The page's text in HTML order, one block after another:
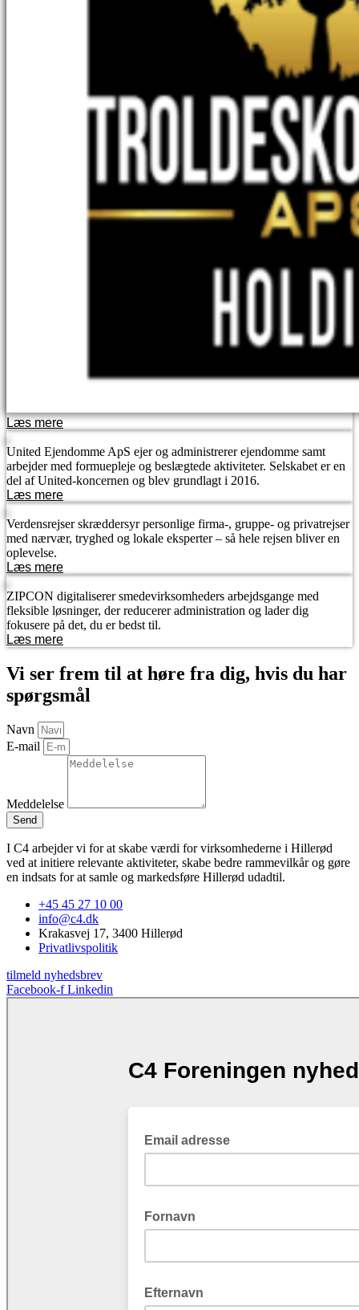
Læs mere
United Ejendomme ApS ejer og administrerer ejendomme samt
arbejder med formuepleje og beslægtede aktiviteter. Selskabet er en
del af United-koncernen og blev grundlagt i 2016.
Læs mere
Verdensrejser skræddersyr personlige firma-, gruppe- og privatrejser
med nærvær, tryghed og lokale eksperter – så hele rejsen bliver en
oplevelse.
Læs mere
ZIPCON digitaliserer smedevirksomheders arbejdsgange med
fleksible løsninger, der reducerer administration og lader dig
fokusere på det, du er bedst til.
Læs mere
Vi ser frem til at høre fra dig, hvis du har
spørgsmål
Navn
E-mail
Meddelelse
Send
I C4 arbejder vi for at skabe værdi for virksomhederne i Hillerød
ved at initiere relevante aktiviteter, skabe bedre rammevilkår og gøre
en indsats for at samle og markedsføre Hillerød udadtil.
+45 45 27 10 00
info@c4.dk
Krakasvej 17, 3400 Hillerød
Privatlivspolitik
tilmeld nyhedsbrev
Facebook-f Linkedin